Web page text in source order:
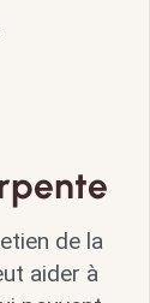
de la
aider à